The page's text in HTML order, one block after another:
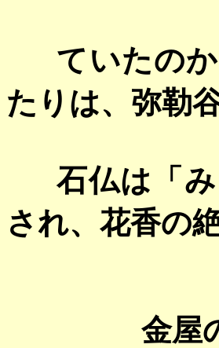
ていたの
たりは、弥勒
石仏は「
され、花香の
金屋の石